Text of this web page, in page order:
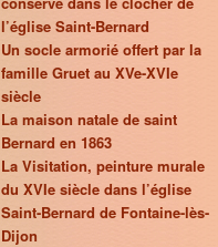
l’église Saint-Bernard
Un socle armorié offert par la
famille Gruet au XVe-XVIe
siècle
La maison natale de saint
Bernard en 1863
La Visitation, peinture murale
du XVIe siècle dans l’église
Saint-Bernard de Fontaine-lès-
Dijon